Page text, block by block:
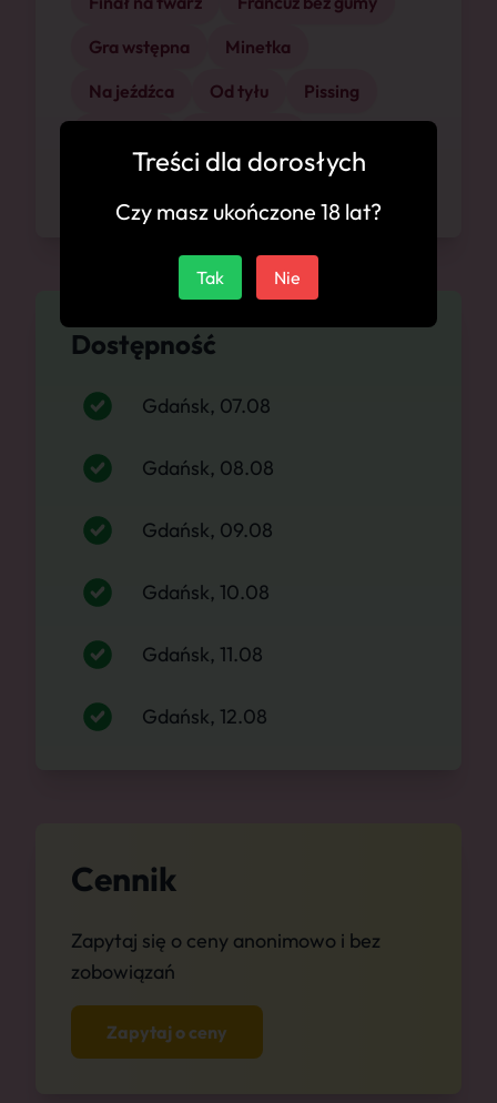
Gra wstępna
Minetka
Na jeźdźca
Od tyłu
Pissing
Seksowna bielizna
Dostępność
Gdańsk, 07.08
Gdańsk, 08.08
Gdańsk, 09.08
Gdańsk, 10.08
Gdańsk, 11.08
Gdańsk, 12.08
Cennik
Zapytaj się o ceny anonimowo i bez
zobowiązań
Zapytaj o ceny
Treści dla dorosłych
Czy masz ukończone 18 lat?
Tak Nie